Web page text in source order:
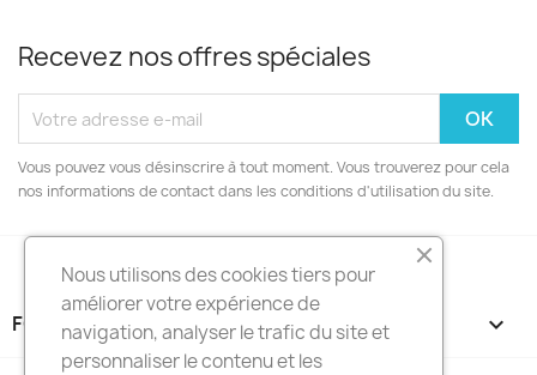
Recevez nos offres spéciales
Vous pouvez vous désinscrire à tout moment. Vous trouverez pour cela
nos informations de contact dans les conditions d'utilisation du site.
FOOTER CONTENT (MIGRATED) 
Nous utilisons des cookies tiers pour
améliorer votre expérience de
navigation, analyser le trafic du site et
personnaliser le contenu et les